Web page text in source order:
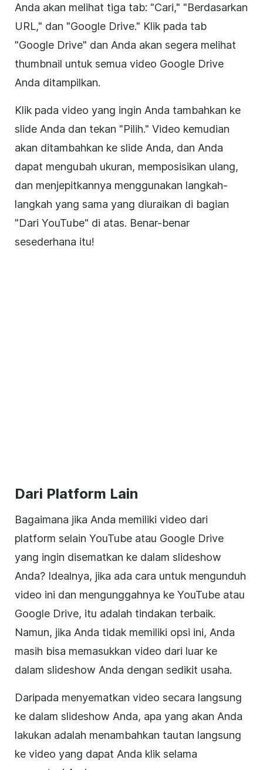
Anda akan melihat tiga tab: "Cari," "Berdasarkan
URL," dan "Google Drive." Klik pada tab
"Google Drive" dan Anda akan segera melihat
thumbnail untuk semua video Google Drive
Anda ditampilkan.
Klik pada video yang ingin Anda tambahkan ke
slide Anda dan tekan "Pilih." Video kemudian
akan ditambahkan ke slide Anda, dan Anda
dapat mengubah ukuran, memposisikan ulang,
dan menjepitkannya menggunakan langkah-
langkah yang sama yang diuraikan di bagian
"Dari YouTube" di atas. Benar-benar
sesederhana itu!
Dari Platform Lain
Bagaimana jika Anda memiliki video dari
platform selain YouTube atau Google Drive
yang ingin disematkan ke dalam slideshow
Anda? Idealnya, jika ada cara untuk mengunduh
video ini dan mengunggahnya ke YouTube atau
Google Drive, itu adalah tindakan terbaik.
Namun, jika Anda tidak memiliki opsi ini, Anda
masih bisa memasukkan video dari luar ke
dalam slideshow Anda dengan sedikit usaha.
Daripada menyematkan video secara langsung
ke dalam slideshow Anda, apa yang akan Anda
lakukan adalah menambahkan tautan langsung
ke video yang dapat Anda klik selama